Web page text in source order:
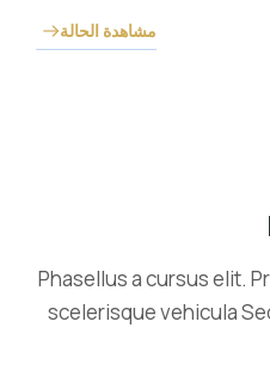
مشاهدة الحالة
Phasellus a cursus elit.
scelerisque vehicula